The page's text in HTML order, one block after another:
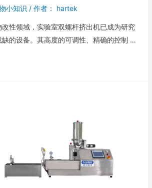
小知识 / 作者： hartek
性领域，实验室双螺杆挤出机已成为研究
的设备。其高度的可调性、精确的控制 …